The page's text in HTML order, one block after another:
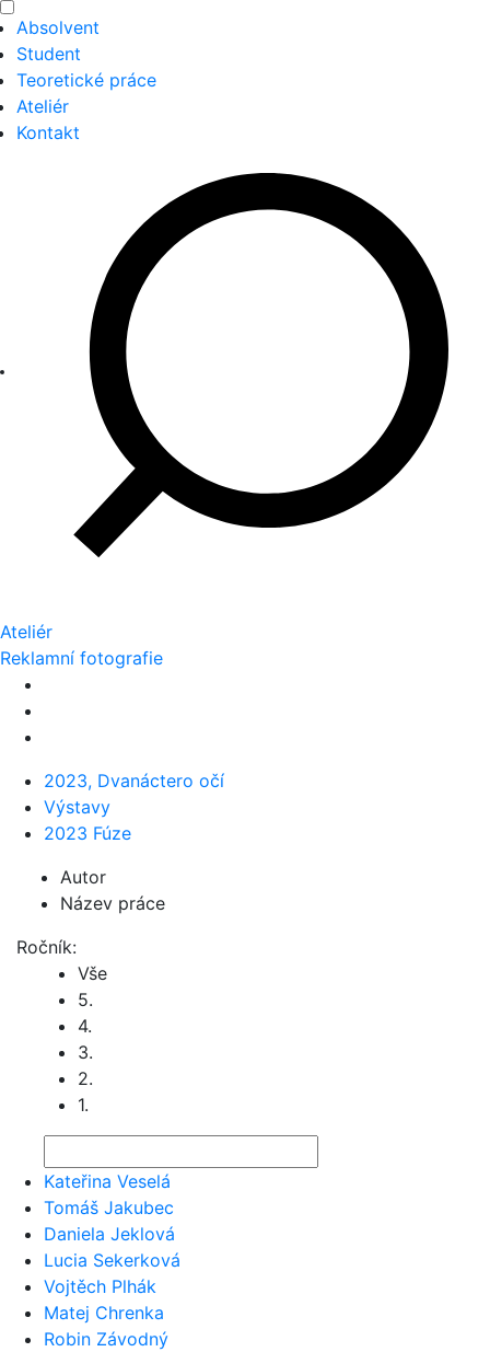
Absolvent
Student
Teoretické práce
Ateliér
Kontakt
Ateliér
Reklamní fotografie
2023, Dvanáctero očí
Výstavy
2023 Fúze
Autor
Název práce
Ročník:
Vše
5.
4.
3.
2.
1.
Kateřina Veselá
Tomáš Jakubec
Daniela Jeklová
Lucia Sekerková
Vojtěch Plhák
Matej Chrenka
Robin Závodný